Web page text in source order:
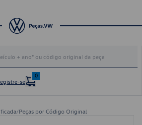
se
0
/Peças por Código Original